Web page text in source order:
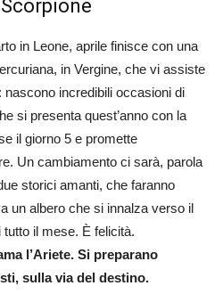
in Leone, aprile finisce con una
in Vergine, che vi assiste
incredibili occasioni di
si presenta quest’anno con la
il giorno 5 e promette
Un cambiamento ci sarà, parola
storici amanti, che faranno
un albero che si innalza verso il
il mese. È felicità.
l’Ariete. Si preparano
sulla via del destino.